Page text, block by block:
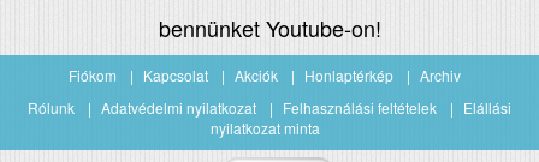
bennünket Youtube-on!
Fiókom Kapcsolat Akciók Honlaptérkép
Archiv
Rólunk
Adatvédelmi nyilatkozat Felhasználási feltételek
Elállási
nyilatkozat minta